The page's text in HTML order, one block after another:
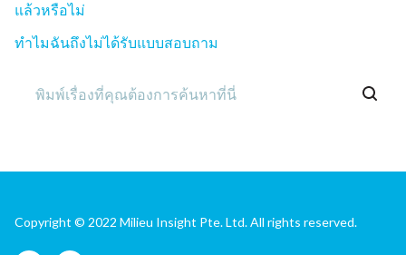
แล้วหรือไม่
ทำไมฉันถึงไม่ได้รับแบบสอบถาม
Copyright © 2022 Milieu Insight Pte. Ltd. All rights reserved.